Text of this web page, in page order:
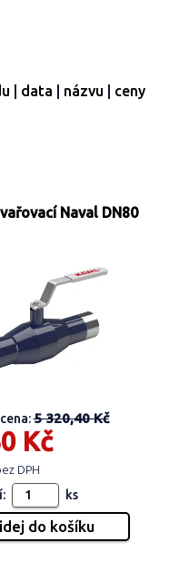
data názvu ceny
Naval DN80
5 320,40 Kč
Kč
DPH
ks